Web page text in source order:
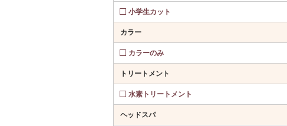
小学生カット
カラー
カラーのみ
トリートメント
水素トリートメント
ヘッドスパ